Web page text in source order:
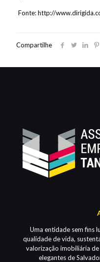
Fonte: http://
Compartilhe
Uma entidade sem fins
qualidade de vida,
valorização imobiliária
elegantes de